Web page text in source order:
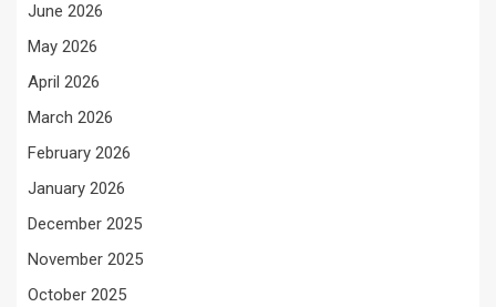
June 2026
May 2026
April 2026
March 2026
February 2026
January 2026
December 2025
November 2025
October 2025